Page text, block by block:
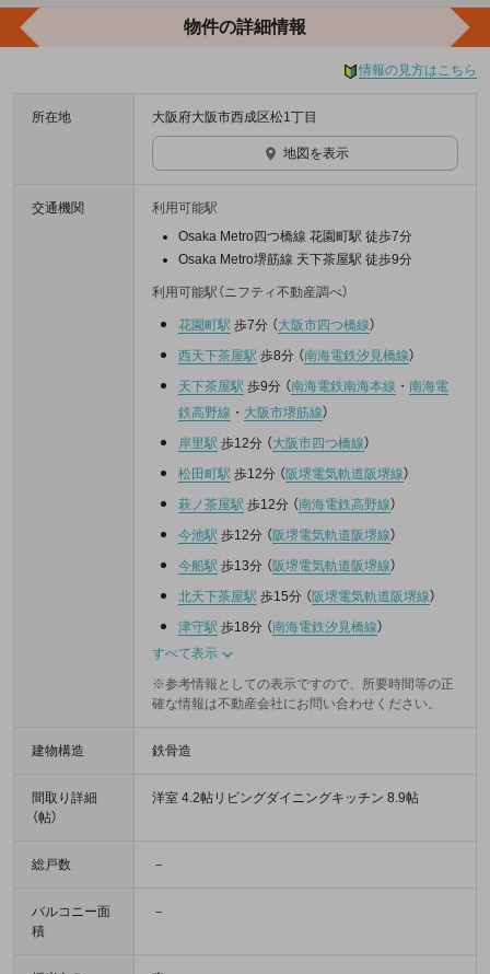
物件の詳細情報
情報の見方はこちら
所在地 大阪府大阪市西成区松1丁目
地図を表示
交通機関
利用可能駅
Osaka Metro四つ橋線 花園町駅 徒歩7分
Osaka Metro堺筋線 天下茶屋駅 徒歩9分
利用可能駅（ニフティ不動産調べ）
花園町駅 歩7分 （大阪市四つ橋線）
西天下茶屋駅 歩8分 （南海電鉄汐見橋線）
天下茶屋駅 歩9分 （南海電鉄南海本線 ・ 南海電
鉄高野線 ・ 大阪市堺筋線）
岸里駅 歩12分 （大阪市四つ橋線）
松田町駅 歩12分 （ 阪堺電気軌道阪堺線）
萩ノ茶屋駅 歩12分 （南海電鉄高野線）
今池駅 歩12分 （ 阪堺電気軌道阪堺線）
今船駅 歩13分 （ 阪堺電気軌道阪堺線）
北天下茶屋駅 歩15分 （ 阪堺電気軌道阪堺線）
津守駅 歩18分 （南海電鉄汐見橋線）
すべて表示
※参考情報としての表示ですので、所要時間等の正
確な情報は不動産会社にお問い合わせください。
建物構造 鉄骨造
間取り詳細
（帖）
洋室 4.2帖リビングダイニングキッチン 8.9帖
総戸数 －
バルコニー面
積
－